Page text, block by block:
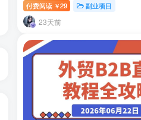
付费阅读 ￥29 副业项目
23天前